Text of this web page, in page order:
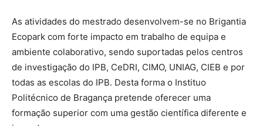
As atividades do mestrado desenvolvem-se no Brigantia
Ecopark com forte impacto em trabalho de equipa e
ambiente colaborativo, sendo suportadas pelos centros
de investigação do IPB, CeDRI, CIMO, UNIAG, CIEB e por
todas as escolas do IPB. Desta forma o Instituo
Politécnico de Bragança pretende oferecer uma
formação superior com uma gestão científica diferente e